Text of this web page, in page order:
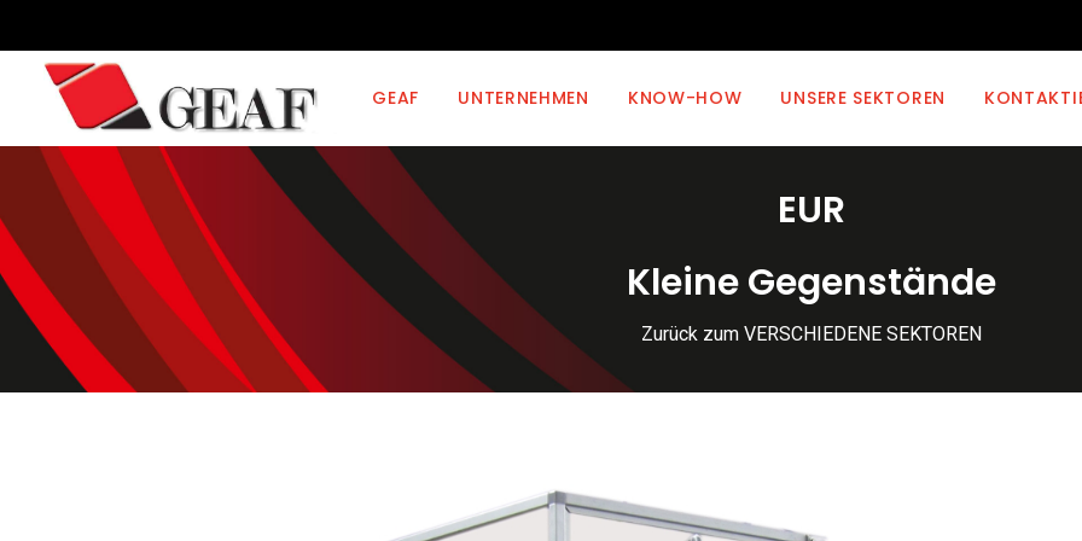
GEAF UNTERNEHMEN KNOW-HOW UNSERE SEKTOREN
EUR
Kleine Gegenstände
Zurück zum VERSCHIEDENE SEKTOREN